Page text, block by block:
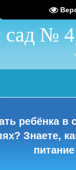
№ 4,
ребёнка в
Знаете,